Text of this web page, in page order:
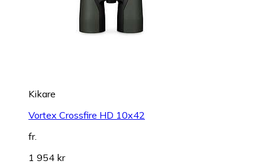
Kikare
Vortex Crossfire HD 10x42
fr.
1 954 kr